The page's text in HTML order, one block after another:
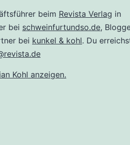
beim Revista Verlag in
bei schweinfurtundso.de,
bei kunkel & kohl. Du
Kohl anzeigen.